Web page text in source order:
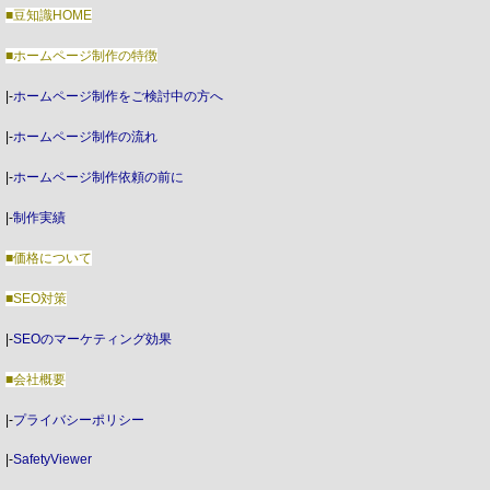
■豆知識HOME
■ホームページ制作の特徴
|-ホームページ制作をご検討中の方へ
|-ホームページ制作の流れ
|-ホームページ制作依頼の前に
|-制作実績
■価格について
■SEO対策
|-SEOのマーケティング効果
■会社概要
|-プライバシーポリシー
|-SafetyViewer